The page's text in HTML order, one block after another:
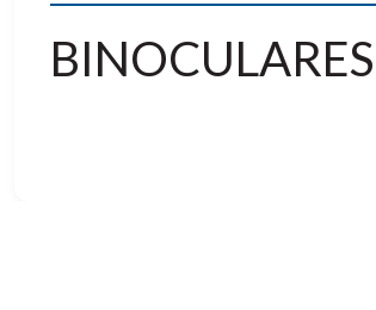
Binoculares grandes y potentes,